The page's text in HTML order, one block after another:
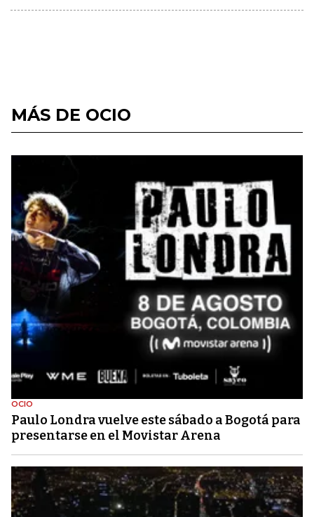
MÁS DE OCIO
OCIO
Paulo Londra vuelve este sábado a Bogotá para
presentarse en el Movistar Arena